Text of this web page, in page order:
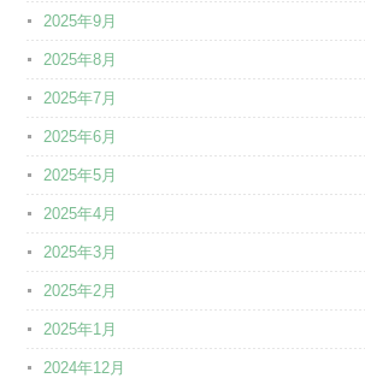
2025年9月
2025年8月
2025年7月
2025年6月
2025年5月
2025年4月
2025年3月
2025年2月
2025年1月
2024年12月